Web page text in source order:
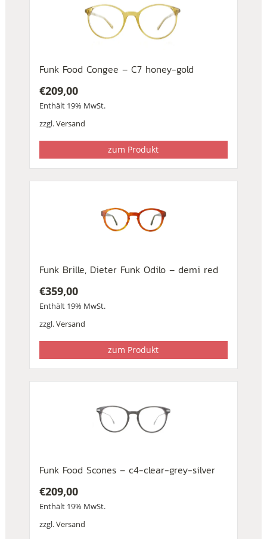
Funk Food Congee – C7 honey-gold
€209,00
Enthält 19% MwSt.
zzgl.Versand
zum Produkt
Funk Brille, Dieter Funk Odilo – demi red
€359,00
Enthält 19% MwSt.
zzgl.Versand
zum Produkt
Funk Food Scones – c4-clear-grey-silver
€209,00
Enthält 19% MwSt.
zzgl.Versand